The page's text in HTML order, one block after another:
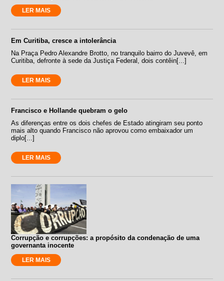
LER MAIS
Em Curitiba, cresce a intolerância
Na Praça Pedro Alexandre Brotto, no tranquilo bairro do Juvevê, em
Curitiba, defronte à sede da Justiça Federal, dois contêin[...]
LER MAIS
Francisco e Hollande quebram o gelo
As diferenças entre os dois chefes de Estado atingiram seu ponto
mais alto quando Francisco não aprovou como embaixador um
diplo[...]
LER MAIS
Corrupção e corrupções: a propósito da condenação de uma
governanta inocente
LER MAIS